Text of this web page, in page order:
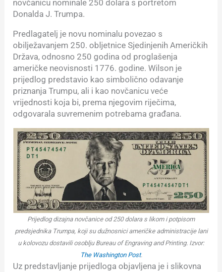
novčanicu nominale 250 dolara s portretom
Donalda J. Trumpa.
Predlagatelj je novu nominalu povezao s
obilježavanjem 250. obljetnice Sjedinjenih Američkih
Država, odnosno 250 godina od proglašenja
američke neovisnosti 1776. godine. Wilson je
prijedlog predstavio kao simbolično odavanje
priznanja Trumpu, ali i kao novčanicu veće
vrijednosti koja bi, prema njegovim riječima,
odgovarala suvremenim potrebama građana.
Prijedlog dizajna novčanice od 250 dolara s likom i potpisom
predsjednika Trumpa, koji su dužnosnici američke administracije lani
u kolovozu dostavili osoblju Bureau of Engraving and Printing. Izvor:
The Washington Post.
Uz predstavljanje prijedloga objavljena je i slikovna